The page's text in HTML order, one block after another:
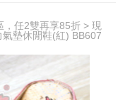
，任2雙再享85折> 現
墊休閒鞋(紅) BB607